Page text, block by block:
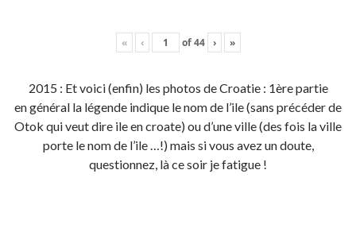
« ‹ of44 › »
2015 : Et voici (enfin) les photos de Croatie : 1ère partie
en général la légende indique le nom de l’ile (sans précéder de
Otok qui veut dire ile en croate) ou d’une ville (des fois la ville
porte le nom de l’ile …!) mais si vous avez un doute,
questionnez, là ce soir je fatigue !